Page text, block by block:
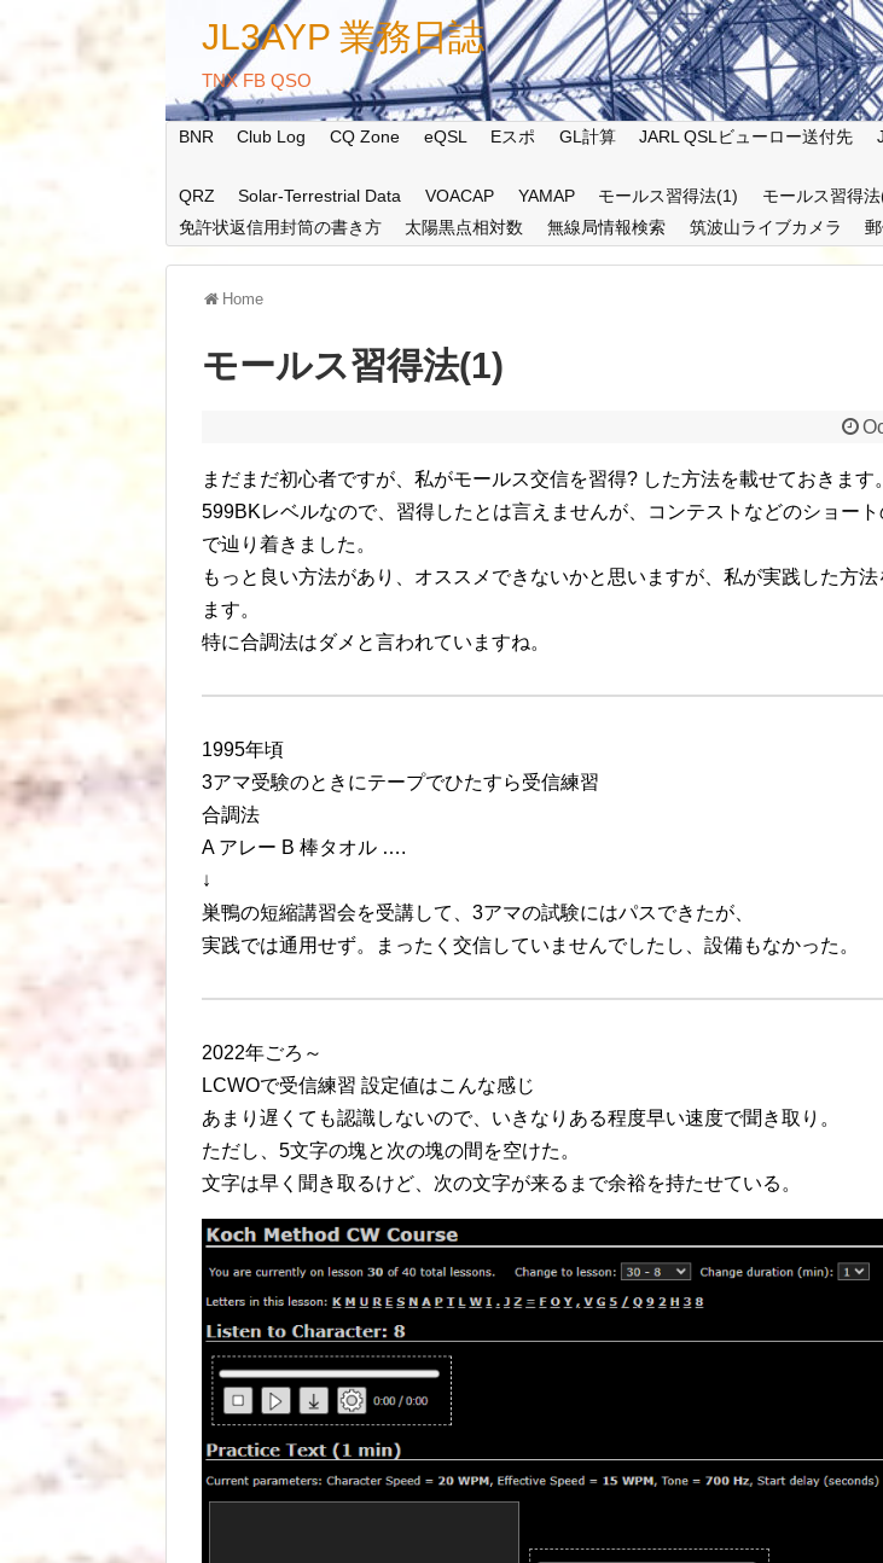
JL3AYP 業務日誌
TNX FB QSO
BNR Club Log CQ Zone eQSL Eスポ GL計算 JARL QSLビューロー送付先
QRZ
Solar-Terrestrial Data VOACAP YAMAP モールス習得法(1) モールス習得
免許状返信用封筒の書き方
太陽黒点相対数 無線局情報検索 筑波山ライブカメラ
Home
モールス習得法(1)
まだまだ初心者ですが、私がモールス交信を習得? した方法を載せておきます。
599BKレベルなので、習得したとは言えませんが、コンテストなどのショート
で辿り着きました。
もっと良い方法があり、オススメできないかと思いますが、私が実践した方
ます。
特に合調法はダメと言われていますね。
1995年頃
3アマ受験のときにテープでひたすら受信練習
合調法
A アレー B 棒タオル ….
↓
巣鴨の短縮講習会を受講して、3アマの試験にはパスできたが、
実践では通用せず。まったく交信していませんでしたし、設備もなかった。
2022年ごろ～
LCWOで受信練習 設定値はこんな感じ
あまり遅くても認識しないので、いきなりある程度早い速度で聞き取り。
ただし、5文字の塊と次の塊の間を空けた。
文字は早く聞き取るけど、次の文字が来るまで余裕を持たせている。